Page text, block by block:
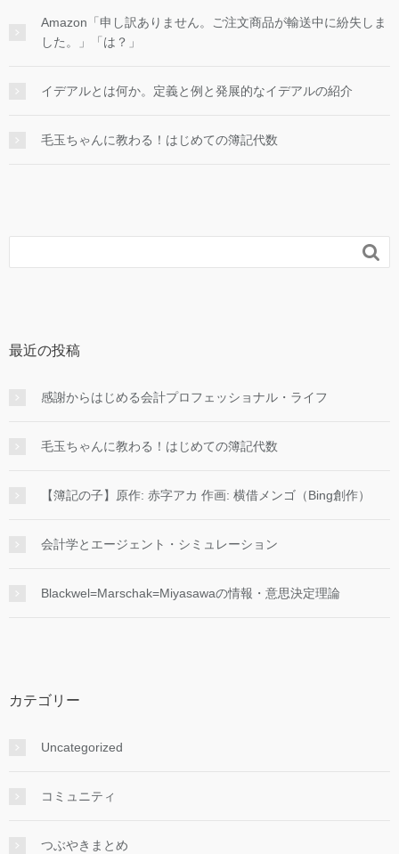
Amazon「申し訳ありません。ご注文商品が輸送中に紛失しま
した。」「は？」
イデアルとは何か。定義と例と発展的なイデアルの紹介
毛玉ちゃんに教わる！はじめての簿記代数

最近の投稿
感謝からはじめる会計プロフェッショナル・ライフ
毛玉ちゃんに教わる！はじめての簿記代数
【簿記の子】原作: 赤字アカ 作画: 横借メンゴ（Bing創作）
会計学とエージェント・シミュレーション
Blackwel=Marschak=Miyasawaの情報・意思決定理論
カテゴリー
Uncategorized
コミュニティ
つぶやきまとめ